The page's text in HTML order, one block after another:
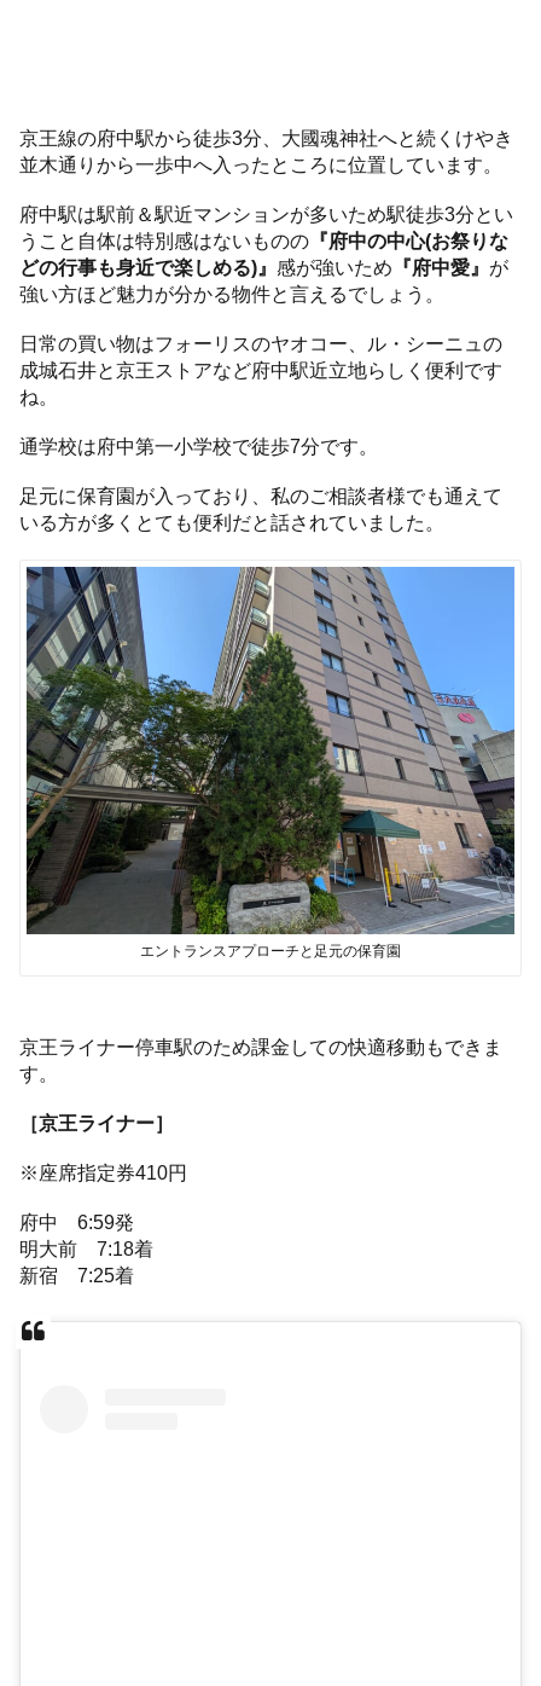
京王線の府中駅から徒歩3分、大國魂神社へと続くけやき
並木通りから一歩中へ入ったところに位置しています。
府中駅は駅前＆駅近マンションが多いため駅徒歩3分とい
うこと自体は特別感はないものの 『府中の中心(お祭りな
どの行事も身近で楽しめる)』感が強いため 『府中愛』 が
強い方ほど魅力が分かる物件と言えるでしょう。
日常の買い物はフォーリスのヤオコー、ル・シーニュの
成城石井と京王ストアなど府中駅近立地らしく便利です
ね。
通学校は府中第一小学校で徒歩7分です。
足元に保育園が入っており、私のご相談者様でも通えて
いる方が多くとても便利だと話されていました。
エントランスアプローチと足元の保育園
京王ライナー停車駅のため課金しての快適移動もできま
す。
［京王ライナー］
※座席指定券410円
府中 6:59発
明大前 7:18着
新宿 7:25着